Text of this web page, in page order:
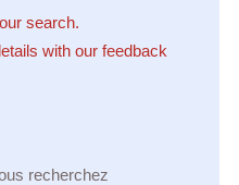
search.
with our feedback
recherchez